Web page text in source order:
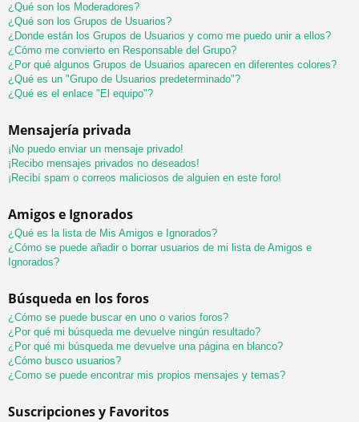
¿Qué son los Moderadores?
¿Qué son los Grupos de Usuarios?
¿Donde están los Grupos de Usuarios y como me puedo unir a ellos?
¿Cómo me convierto en Responsable del Grupo?
¿Por qué algunos Grupos de Usuarios aparecen en diferentes colores?
¿Qué es un "Grupo de Usuarios predeterminado"?
¿Qué es el enlace "El equipo"?
Mensajería privada
¡No puedo enviar un mensaje privado!
¡Recibo mensajes privados no deseados!
¡Recibí spam o correos maliciosos de alguien en este foro!
Amigos e Ignorados
¿Qué es la lista de Mis Amigos e Ignorados?
¿Cómo se puede añadir o borrar usuarios de mi lista de Amigos e
Ignorados?
Búsqueda en los foros
¿Cómo se puede buscar en uno o varios foros?
¿Por qué mi búsqueda me devuelve ningún resultado?
¿Por qué mi búsqueda me devuelve una página en blanco?
¿Cómo busco usuarios?
¿Como se puede encontrar mis propios mensajes y temas?
Suscripciones y Favoritos